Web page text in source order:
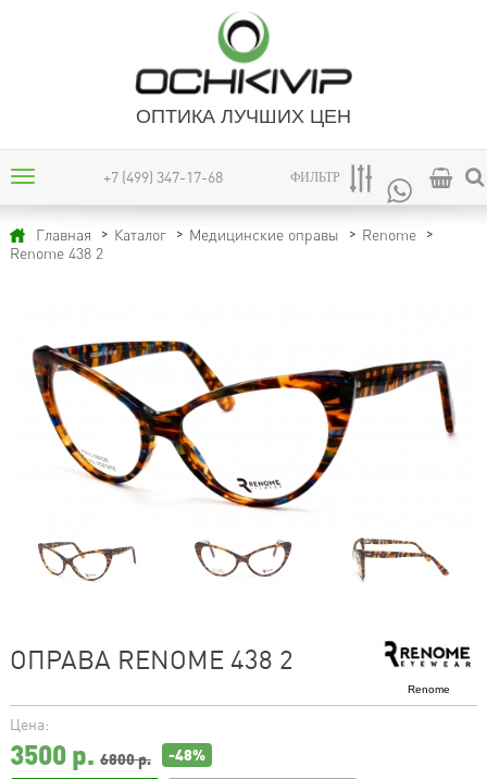
ОПТИКА ЛУЧШИХ ЦЕН
+7 (499) 347-17-68 ФИЛЬТР
Главная Каталог Медицинские оправы
Renome
Renome 438 2
Renome
ОПРАВА RENOME 438 2
Цена:
3500р. 6800 р. -48%